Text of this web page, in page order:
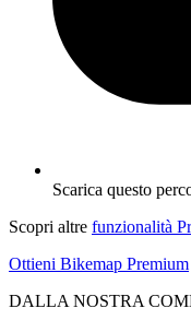
Scarica questo
Scopri altre funzionalità
Ottieni Bikemap Premium
DALLA NOSTRA